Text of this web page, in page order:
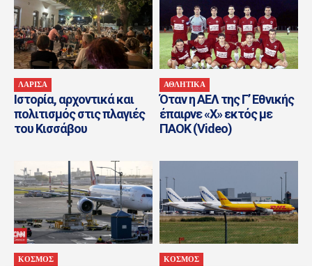
ΛΑΡΙΣΑ
Ιστορία, αρχοντικά και
πολιτισμός στις πλαγιές
του Κισσάβου
ΑΘΛΗΤΙΚΑ
Όταν η ΑΕΛ της Γ’ Εθνικής
έπαιρνε «Χ» εκτός με
ΠΑΟΚ (Video)
ΚΟΣΜΟΣ ΚΟΣΜΟΣ